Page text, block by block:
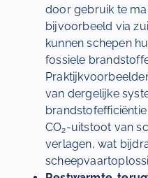
door gebruik te
bijvoorbeeld via
kunnen schepen
fossiele
van dergelijke
CO2-uitstoot van
verlagen, wat